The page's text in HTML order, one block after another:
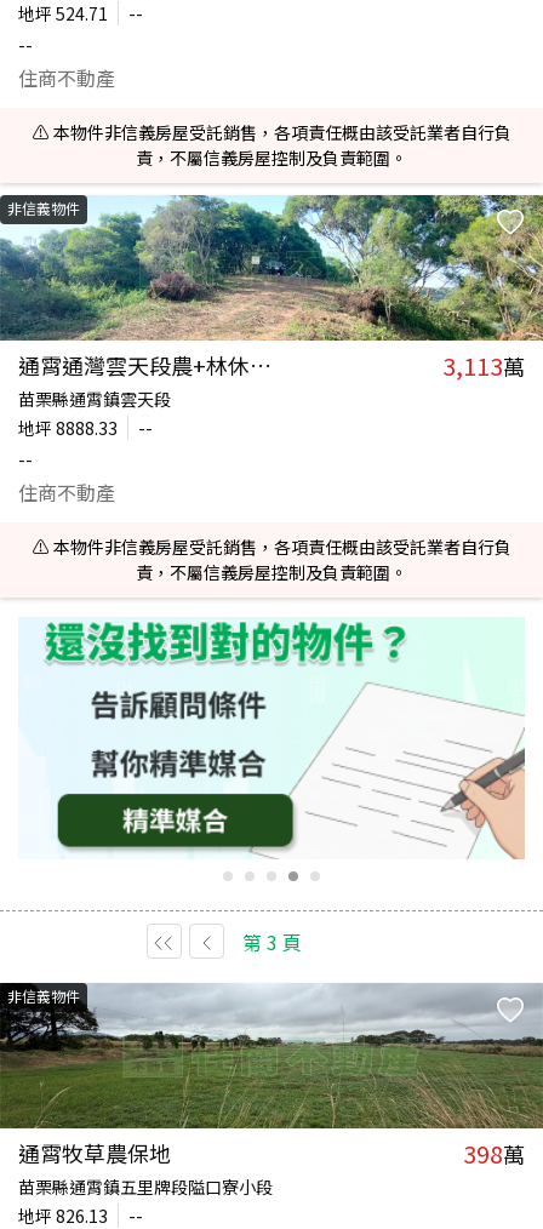
地坪 524.71
--
--
住商不動產
⚠️ 本物件非信義房屋受託銷售，各項責任概由該受託業者自行負
責，不屬信義房屋控制及負責範圍。
非信義物件
通霄通灣雲天段農+林休閒地 3,113萬
苗栗縣通霄鎮雲天段
地坪 8888.33
--
--
住商不動產
⚠️ 本物件非信義房屋受託銷售，各項責任概由該受託業者自行負
責，不屬信義房屋控制及負責範圍。
第 3 頁
非信義物件
通霄牧草農保地 398萬
苗栗縣通霄鎮五里牌段隘口寮小段
地坪 826.13
--